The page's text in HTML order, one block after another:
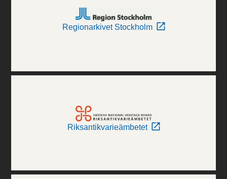
Regionarkivet Stockholm
Riksantikvarieämbetet